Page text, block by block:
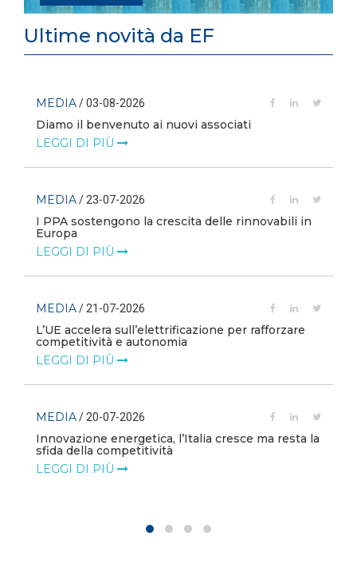
Ultime novità da EF
MEDIA/ 03-08-2026
Diamo il benvenuto ai nuovi associati
LEGGI DI PIÙ
MEDIA/ 23-07-2026
I PPA sostengono la crescita delle rinnovabili in
Europa
LEGGI DI PIÙ
MEDIA/ 21-07-2026
L’UE accelera sull’elettrificazione per rafforzare
competitività e autonomia
LEGGI DI PIÙ
MEDIA/ 20-07-2026
Innovazione energetica, l’Italia cresce ma resta la
sfida della competitività
LEGGI DI PIÙ